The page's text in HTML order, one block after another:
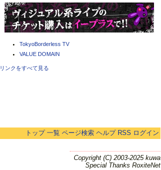
TokyoBorderless TV
VALUE DOMAIN
リンクをすべて見る
トップ 一覧 ページ検索 ヘルプ RSS ログイン
Copyright (C) 2003-2025 kuwa
Special Thanks RoxiteNet